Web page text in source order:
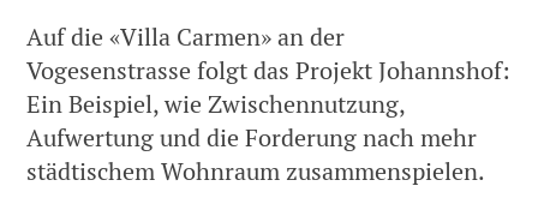
Auf die «Villa Carmen» an der
Vogesenstrasse folgt das Projekt Johannshof:
Ein Beispiel, wie Zwischennutzung,
Aufwertung und die Forderung nach mehr
städtischem Wohnraum zusammenspielen.